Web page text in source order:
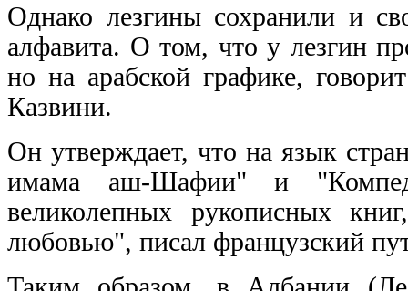
Однако лезгины сохранили и
алфавита. О том, что у лезгин
но на арабской графике,
Казвини.
Он утверждает, что на язык
имама аш-Шафии" и
великолепных рукописных
любовью", писал французский